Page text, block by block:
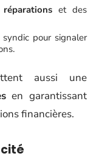
réparationset des
pour signaler
aussi une
en garantissant
financières.